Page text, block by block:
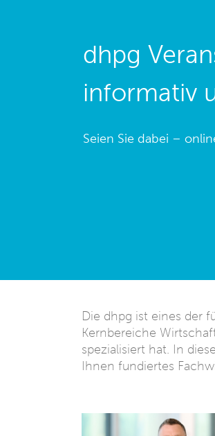
dhpg
informativ
Seien Sie dabei –
Die dhpg ist eines der
Kernbereiche
spezialisiert hat. In
Ihnen fundiertes